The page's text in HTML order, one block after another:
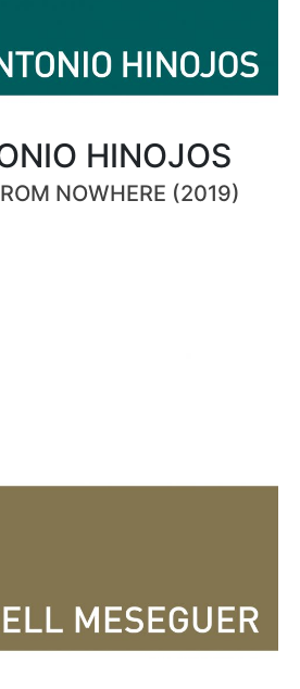
HINOJOS
NOWHERE (2019)